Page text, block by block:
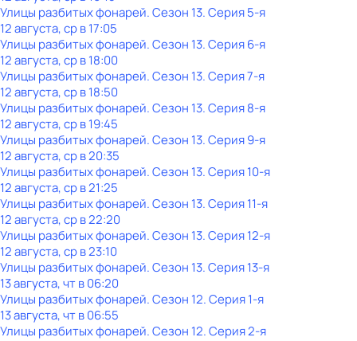
Улицы разбитых фонарей. Сезон 13. Серия 5-я
12 августа, ср в 17:05
Улицы разбитых фонарей. Сезон 13. Серия 6-я
12 августа, ср в 18:00
Улицы разбитых фонарей. Сезон 13. Серия 7-я
12 августа, ср в 18:50
Улицы разбитых фонарей. Сезон 13. Серия 8-я
12 августа, ср в 19:45
Улицы разбитых фонарей. Сезон 13. Серия 9-я
12 августа, ср в 20:35
Улицы разбитых фонарей. Сезон 13. Серия 10-я
12 августа, ср в 21:25
Улицы разбитых фонарей. Сезон 13. Серия 11-я
12 августа, ср в 22:20
Улицы разбитых фонарей. Сезон 13. Серия 12-я
12 августа, ср в 23:10
Улицы разбитых фонарей. Сезон 13. Серия 13-я
13 августа, чт в 06:20
Улицы разбитых фонарей. Сезон 12. Серия 1-я
13 августа, чт в 06:55
Улицы разбитых фонарей. Сезон 12. Серия 2-я